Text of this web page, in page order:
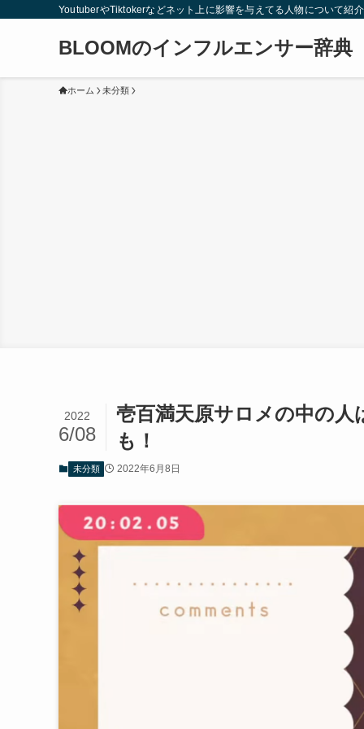
YoutuberやTiktokerなどネット上に影響を与えてる人物について紹
BLOOMのインフルエンサー辞典
ホーム 未分類
壱百満天原サロメの中の
も！
2022
6/08
未分類 2022年6月8日